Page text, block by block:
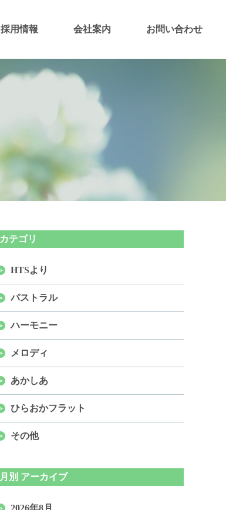
採用情報 会社案内 お問い合わせ
カテゴリ
HTSより
パストラル
ハーモニー
メロディ
あかしあ
ひらおかフラット
その他
月別 アーカイブ
2026年8月